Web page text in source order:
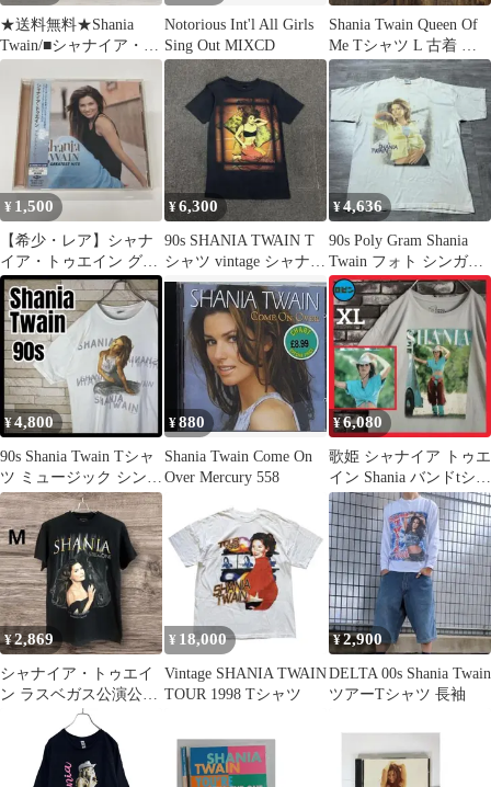
★送料無料★Shania
Twain/■シャナイア・ト
ゥエイン/Shania
Twain【0075678683268/
】F04505
Notorious Int'l All Girls
Sing Out MIXCD
Shania Twain Queen Of
Me Tシャツ L 古着 ア
メカジ
¥ 1,500
【希少・レア】シャナ
イア・トゥエイン グレ
イテスト・ヒッツ
¥6,300
90s SHANIA TWAIN T
シャツ vintage シャナイ
アトゥエイン
¥4,636
90s Poly Gram Shania
Twain フォト シンガー
Tシャツ
¥4,800
90s Shania Twain Tシャ
ツ ミュージック シンガ
ー 音楽 古着
¥880
Shania Twain Come On
Over Mercury 558
¥6,080
歌姫 シャナイア トゥエ
イン Shania バンドtシャ
ツ バンT バンt XL
¥2,869
シャナイア・トゥエイ
ン ラスベガス公演公式
Tシャツ Still The One
¥ 18,000
Vintage SHANIA TWAIN
TOUR 1998 Tシャツ
¥2,900
DELTA 00s Shania Twain
ツアーTシャツ 長袖